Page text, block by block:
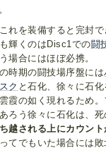
れを装備すると完封で
輝くのはDisc1での闘
場合にはほぼ必携。
時期の闘技場序盤には
ク と石化、徐々に石
霞の如く現れるため
ろう徐々に石化は、
越される上にカウン
てでもいた場合には